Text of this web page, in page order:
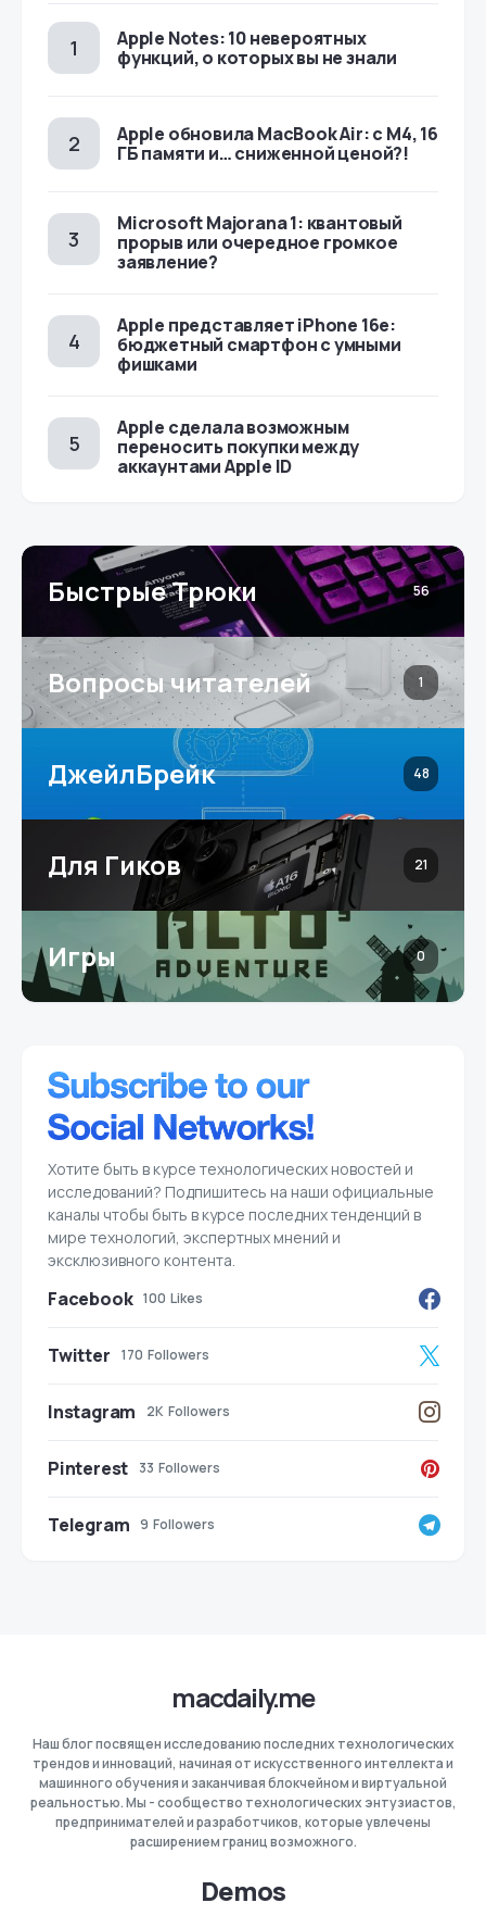
Apple Notes: 10 невероятных
функций, о которых вы не знали
Apple обновила MacBook Air: с M4, 16
ГБ памяти и… сниженной ценой?!
Microsoft Majorana 1: квантовый
прорыв или очередное громкое
заявление?
Apple представляет iPhone 16e:
бюджетный смартфон с умными
фишками
Apple сделала возможным
переносить покупки между
аккаунтами Apple ID
Быстрые Трюки 56
Вопросы читателей 1
ДжейлБрейк 48
Для Гиков 21
Игры 0
Хотите быть в курсе технологических новостей и
исследований? Подпишитесь на наши официальные
каналы чтобы быть в курсе последних тенденций в
мире технологий, экспертных мнений и
эксклюзивного контента.
Facebook 100 Likes
Twitter 170 Followers
Instagram 2K Followers
Pinterest 33 Followers
Telegram 9 Followers
macdaily.me
Наш блог посвящен исследованию последних технологических
трендов и инноваций, начиная от искусственного интеллекта и
машинного обучения и заканчивая блокчейном и виртуальной
реальностью. Мы - сообщество технологических энтузиастов,
предпринимателей и разработчиков, которые увлечены
расширением границ возможного.
Demos